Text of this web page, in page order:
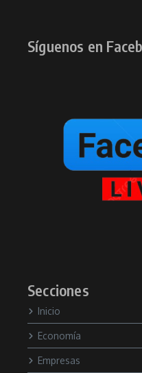
Síguenos en
Secciones
Inicio
Economía
Empresas